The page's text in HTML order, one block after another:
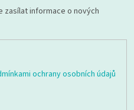
zasílat informace o nových
ochrany osobních údajů